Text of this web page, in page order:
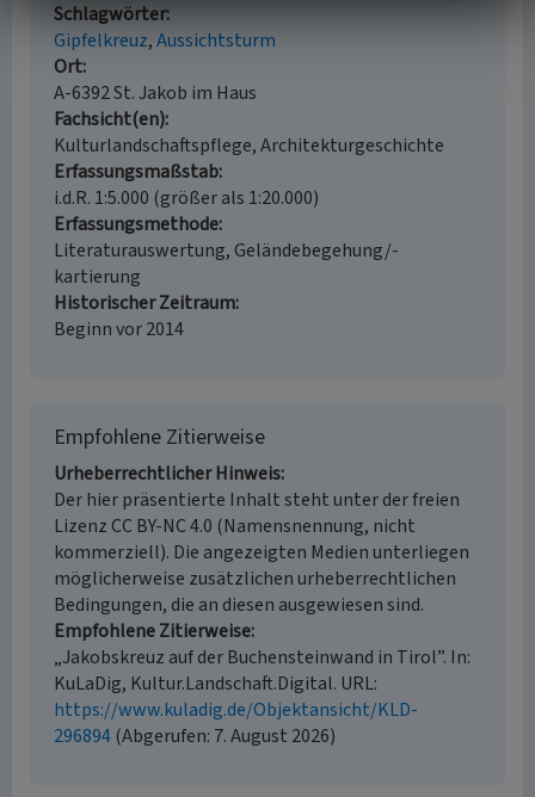
Schlagwörter
Gipfelkreuz Aussichtsturm
Ort
A-6392 St. Jakob im Haus
Fachsicht(en)
Kulturlandschaftspflege, Architekturgeschichte
Erfassungsmaßstab
i.d.R. 1:5.000 (größer als 1:20.000)
Erfassungsmethode
Literaturauswertung, Geländebegehung/-
kartierung
Historischer Zeitraum
Beginn vor 2014
Empfohlene Zitierweise
Urheberrechtlicher Hinweis
Der hier präsentierte Inhalt steht unter der freien
Lizenz CC BY-NC 4.0 (Namensnennung, nicht
kommerziell). Die angezeigten Medien unterliegen
möglicherweise zusätzlichen urheberrechtlichen
Bedingungen, die an diesen ausgewiesen sind.
Empfohlene Zitierweise
„Jakobskreuz auf der Buchensteinwand in Tirol”. In:
KuLaDig, Kultur.Landschaft.Digital. URL:
https://www.kuladig.de/Objektansicht/KLD-
296894(Abgerufen: 7. August 2026)